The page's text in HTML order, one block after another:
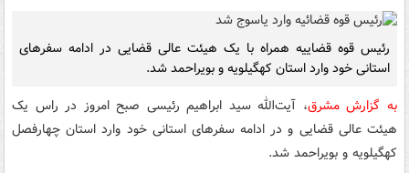
رئیس قوه قضاییه همراه با یک هیئت عالی قضایی در ادامه سفرهای
استانی خود وارد استان کهگیلویه و بویراحمد شد.
به گزارش مشرق، آیت‌الله سید ابراهیم رئیسی صبح امروز در راس یک
هیئت عالی قضایی و در ادامه سفرهای استانی خود وارد استان چهارفصل
کهگیلویه و بویراحمد شد.